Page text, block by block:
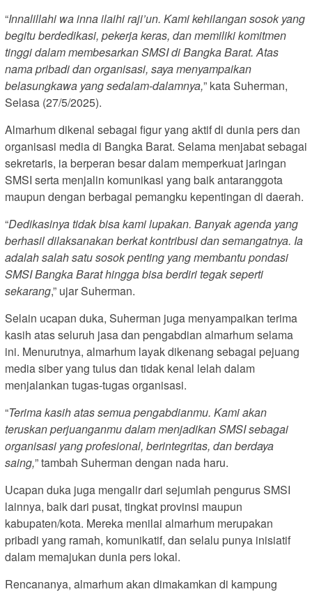
“Innalillahi wa inna ilaihi raji’un. Kami kehilangan sosok yang
begitu berdedikasi, pekerja keras, dan memiliki komitmen
tinggi dalam membesarkan SMSI di Bangka Barat. Atas
nama pribadi dan organisasi, saya menyampaikan
belasungkawa yang sedalam-dalamnya,” kata Suherman,
Selasa (27/5/2025).
Almarhum dikenal sebagai figur yang aktif di dunia pers dan
organisasi media di Bangka Barat. Selama menjabat sebagai
sekretaris, ia berperan besar dalam memperkuat jaringan
SMSI serta menjalin komunikasi yang baik antaranggota
maupun dengan berbagai pemangku kepentingan di daerah.
“Dedikasinya tidak bisa kami lupakan. Banyak agenda yang
berhasil dilaksanakan berkat kontribusi dan semangatnya. Ia
adalah salah satu sosok penting yang membantu pondasi
SMSI Bangka Barat hingga bisa berdiri tegak seperti
sekarang,” ujar Suherman.
Selain ucapan duka, Suherman juga menyampaikan terima
kasih atas seluruh jasa dan pengabdian almarhum selama
ini. Menurutnya, almarhum layak dikenang sebagai pejuang
media siber yang tulus dan tidak kenal lelah dalam
menjalankan tugas-tugas organisasi.
“Terima kasih atas semua pengabdianmu. Kami akan
teruskan perjuanganmu dalam menjadikan SMSI sebagai
organisasi yang profesional, berintegritas, dan berdaya
saing,” tambah Suherman dengan nada haru.
Ucapan duka juga mengalir dari sejumlah pengurus SMSI
lainnya, baik dari pusat, tingkat provinsi maupun
kabupaten/kota. Mereka menilai almarhum merupakan
pribadi yang ramah, komunikatif, dan selalu punya inisiatif
dalam memajukan dunia pers lokal.
Rencananya, almarhum akan dimakamkan di kampung